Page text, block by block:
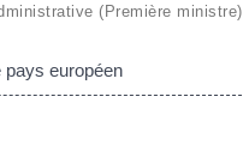
(Première ministre)
pays européen